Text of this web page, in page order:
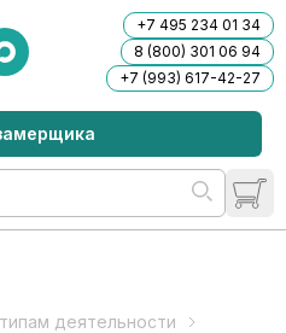
+7 495 234 01 34
8 (800) 301 06 94
+7 (993) 617-42-27
деятельности